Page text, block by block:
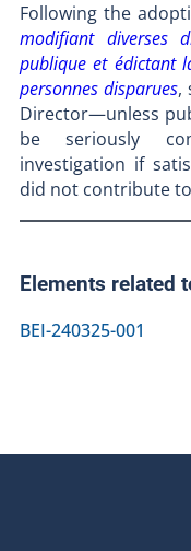
Following the
modifiant diverses
publique et édictant
personnes disparues,
Director—unless
be seriously
investigation if
did not contribute
Elements related
BEI-240325-001